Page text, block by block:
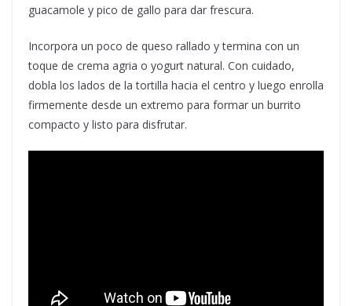
guacamole y pico de gallo para dar frescura.
Incorpora un poco de queso rallado y termina con un
toque de crema agria o yogurt natural. Con cuidado,
dobla los lados de la tortilla hacia el centro y luego enrolla
firmemente desde un extremo para formar un burrito
compacto y listo para disfrutar.